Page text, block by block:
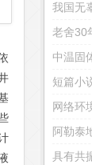
老舍30
短篇小
网络环
阿勒泰